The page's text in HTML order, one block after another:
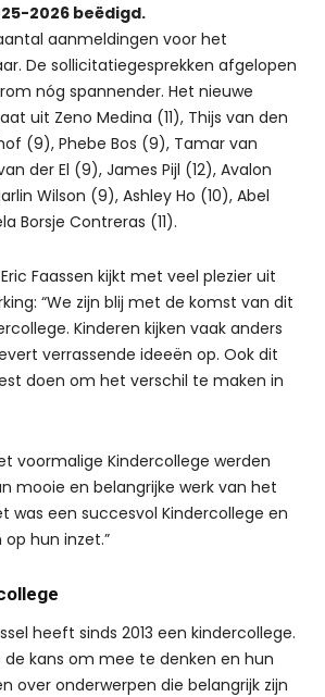
2026 beëdigd.
aanmeldingen voor het
De sollicitatiegesprekken afgelopen
nóg spannender. Het nieuwe
uit Zeno Medina (11), Thijs van den
(9), Phebe Bos (9), Tamar van
der El (9), James Pijl (12), Avalon
Wilson (9), Ashley Ho (10), Abel
Borsje Contreras (11).
Faassen kijkt met veel plezier uit
“We zijn blij met de komst van dit
Kinderen kijken vaak anders
verrassende ideeën op. Ook dit
doen om het verschil te maken in
voormalige Kindercollege werden
mooie en belangrijke werk van het
was een succesvol Kindercollege en
hun inzet.”
heeft sinds 2013 een kindercollege.
de kans om mee te denken en hun
over onderwerpen die belangrijk zijn